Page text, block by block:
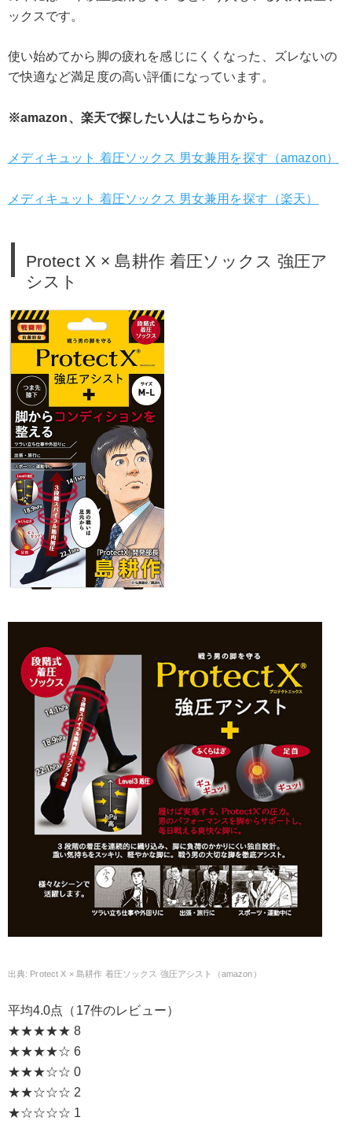
ックスです。
使い始めてから脚の疲れを感じにくくなった、ズレないの
で快適など満足度の高い評価になっています。
※amazon、楽天で探したい人はこちらから。
メディキュット 着圧ソックス 男女兼用を探す（amazon）
メディキュット 着圧ソックス 男女兼用を探す（楽天）
Protect X × 島耕作 着圧ソックス 強圧ア
シスト
Protect X × 島耕作 着圧ソックス 強圧アシスト（amazon）
平均4.0点（17件のレビュー）
★★★★★ 8
★★★★☆ 6
★★★☆☆ 0
★★☆☆☆ 2
★☆☆☆☆ 1